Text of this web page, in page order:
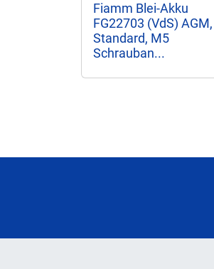
Fiamm Blei-Akku
FG22703 (VdS) AGM,
Standard, M5
Schrauban...